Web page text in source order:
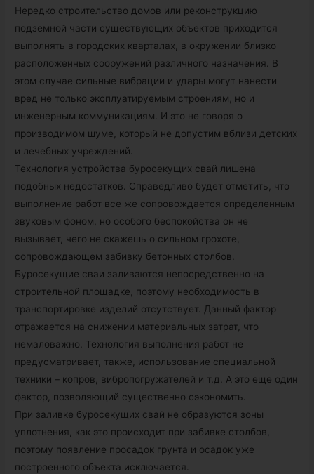
Нередко строительство домов или реконструкцию
подземной части существующих объектов приходится
выполнять в городских кварталах, в окружении близко
расположенных сооружений различного назначения. В
этом случае сильные вибрации и удары могут нанести
вред не только эксплуатируемым строениям, но и
инженерным коммуникациям. И это не говоря о
производимом шуме, который не допустим вблизи детских
и лечебных учреждений.
Технология устройства буросекущих свай лишена
подобных недостатков. Справедливо будет отметить, что
выполнение работ все же сопровождается определенным
звуковым фоном, но особого беспокойства он не
вызывает, чего не скажешь о сильном грохоте,
сопровождающем забивку бетонных столбов.
Буросекущие сваи заливаются непосредственно на
строительной площадке, поэтому необходимость в
транспортировке изделий отсутствует. Данный фактор
отражается на снижении материальных затрат, что
немаловажно. Технология выполнения работ не
предусматривает, также, использование специальной
техники – копров, вибропогружателей и т.д. А это еще один
фактор, позволяющий существенно сэкономить.
При заливке буросекущих свай не образуются зоны
уплотнения, как это происходит при забивке столбов,
поэтому появление просадок грунта и осадок уже
построенного объекта исключается.